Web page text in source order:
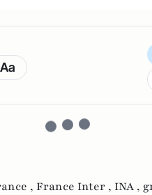
Aa
, France Inter , INA ,